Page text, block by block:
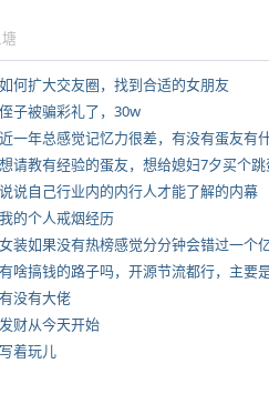
何扩大交友圈，找到合适的女朋友
子被骗彩礼了，30w
一年总感觉记忆力很差，有没有蛋友有
说自己行业内的内行人才能了解的内幕
的个人戒烟经历
装如果没有热榜感觉分分钟会错过一个
没有大佬
财从今天开始
着玩儿